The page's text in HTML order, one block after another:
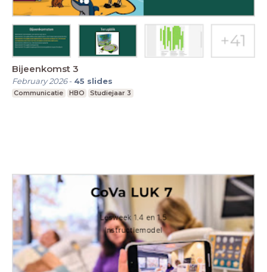
Bijeenkomst 3
February 2026- 45 slides
Communicatie HBO Studiejaar 3